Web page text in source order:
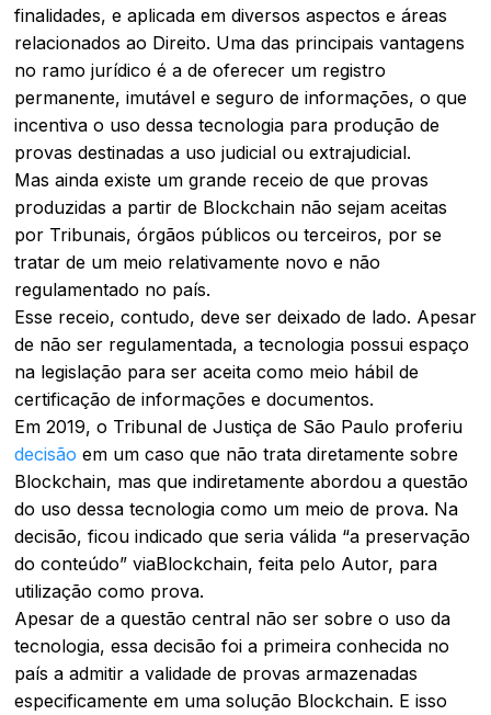
finalidades, e aplicada em diversos aspectos e áreas
relacionados ao Direito. Uma das principais vantagens
no ramo jurídico é a de oferecer um registro
permanente, imutável e seguro de informações, o que
incentiva o uso dessa tecnologia para produção de
provas destinadas a uso judicial ou extrajudicial.
Mas ainda existe um grande receio de que provas
produzidas a partir de Blockchain não sejam aceitas
por Tribunais, órgãos públicos ou terceiros, por se
tratar de um meio relativamente novo e não
regulamentado no país.
Esse receio, contudo, deve ser deixado de lado. Apesar
de não ser regulamentada, a tecnologia possui espaço
na legislação para ser aceita como meio hábil de
certificação de informações e documentos.
Em 2019, o Tribunal de Justiça de São Paulo proferiu
decisão em um caso que não trata diretamente sobre
Blockchain, mas que indiretamente abordou a questão
do uso dessa tecnologia como um meio de prova. Na
decisão, ficou indicado que seria válida “a preservação
do conteúdo” viaBlockchain, feita pelo Autor, para
utilização como prova.
Apesar de a questão central não ser sobre o uso da
tecnologia, essa decisão foi a primeira conhecida no
país a admitir a validade de provas armazenadas
especificamente em uma solução Blockchain. E isso